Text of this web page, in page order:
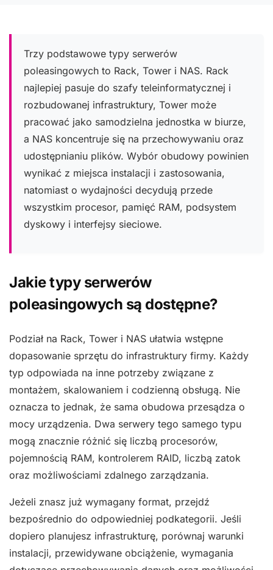
Trzy podstawowe typy serwerów
poleasingowych to Rack, Tower i NAS. Rack
najlepiej pasuje do szafy teleinformatycznej i
rozbudowanej infrastruktury, Tower może
pracować jako samodzielna jednostka w biurze,
a NAS koncentruje się na przechowywaniu oraz
udostępnianiu plików. Wybór obudowy powinien
wynikać z miejsca instalacji i zastosowania,
natomiast o wydajności decydują przede
wszystkim procesor, pamięć RAM, podsystem
dyskowy i interfejsy sieciowe.
Jakie typy serwerów
poleasingowych są dostępne?
Podział na Rack, Tower i NAS ułatwia wstępne
dopasowanie sprzętu do infrastruktury firmy. Każdy
typ odpowiada na inne potrzeby związane z
montażem, skalowaniem i codzienną obsługą. Nie
oznacza to jednak, że sama obudowa przesądza o
mocy urządzenia. Dwa serwery tego samego typu
mogą znacznie różnić się liczbą procesorów,
pojemnością RAM, kontrolerem RAID, liczbą zatok
oraz możliwościami zdalnego zarządzania.
Jeżeli znasz już wymagany format, przejdź
bezpośrednio do odpowiedniej podkategorii. Jeśli
dopiero planujesz infrastrukturę, porównaj warunki
instalacji, przewidywane obciążenie, wymagania